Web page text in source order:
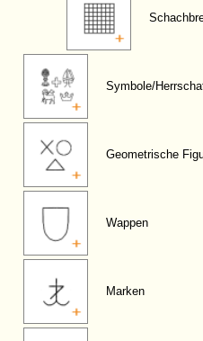
Symbole/
Geometrische
Wappen
Marken